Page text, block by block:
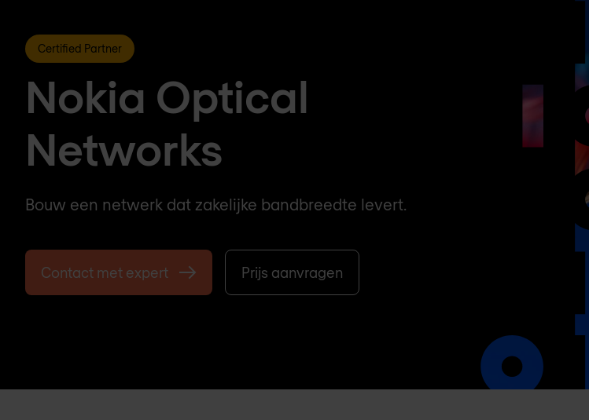
Certified Partner
Nokia Optical
Networks
Bouw een netwerk dat zakelijke bandbreedte levert.
Contact met expert Prijs aanvragen